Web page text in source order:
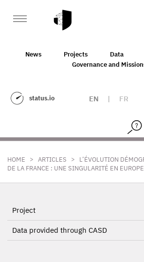
News Projects Data
Governance and
status.io EN | FR
HOME > ARTICLES >
L’ÉVOLUTION
DE LA FRANCE : UNE SINGULARITÉ EN
Project
Data provided through CASD